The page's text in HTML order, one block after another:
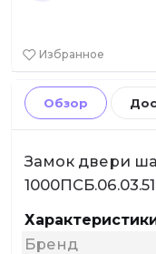
Избранное
Обзор
Замок двери
Бренд